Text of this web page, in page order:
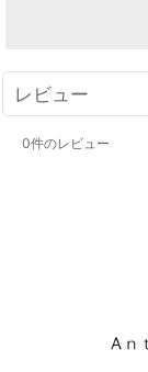
レビュー
0件のレビュー